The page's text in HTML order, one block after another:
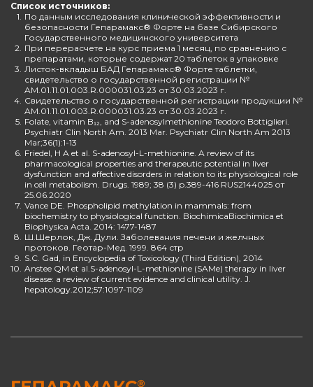
Список источников:
1. По данным исследования клинической эффективности и
безопасности Гепарамакс® Форте на базе Сибирского
Государственного медицинского университета
2. При перерасчете на курс приема 1 месяц, по сравнению с
препаратами, которые содержат 20 таблеток в упаковке
3. Листок-вкладыш БАД Гепарамакс® Форте таблетки,
свидетельство о государственной регистрации №
AM.01.11.01.003.R.000031.03.23 от 30.03.2023 г.
4. Свидетельство о государственной регистрации продукции №
AM.01.11.01.003.R.000031.03.23 от 30.03.2023 г.
5. Folate, vitamin B₁₂, and S-adenosylmethionine Teodoro Bottiglieri.
Psychiatr Clin North Am. 2013 Mar. Psychiatr Clin North Am 2013
Mar;36(1):1-13
6. Friedel, H A et al. S-adenosyl-L-methionine. A review of its
pharmacological properties and therapeutic potential in liver
dysfunction and affective disorders in relation to its physiological role
in cell metabolism. Drugs. 1989; 38 (3) p.389-416 RUS2144025 от
25.06.2020
7. Vance DE. Phospholipid methylation in mammals: from
biochemistry to physiological function. BiochimicaBiochimica et
Biophysica Acta. 2014: 1477-1487
8. Ш.Шерлок, Дж. Дули. Заболевания печени и желчных
протоков. Геотар-Мед. 1999. 864 стр
9. S.C. Gad, in Encyclopedia of Toxicology (Third Edition), 2014
10. Anstee QM et al.S-adenosyl-L-methionine (SAMe) therapy in liver
disease: a review of current evidence and clinical utility. J.
hepatology.2012;57:1097-1109